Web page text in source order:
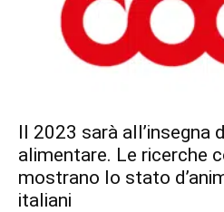
Il 2023 sarà all’insegna
alimentare. Le ricerche
mostrano lo stato
italiani